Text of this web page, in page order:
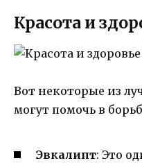
Красота и
Вот некоторые из
могут помочь в
Эвкалипт: Это